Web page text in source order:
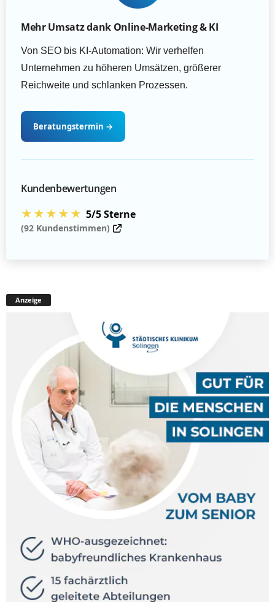
Mehr Umsatz dank Online-Marketing & KI
Von SEO bis KI-Automation: Wir verhelfen
Unternehmen zu höheren Umsätzen, größerer
Reichweite und schlanken Prozessen.
Beratungstermin →
Kundenbewertungen
★★★★★ 5/5 Sterne
(92 Kundenstimmen)
Anzeige